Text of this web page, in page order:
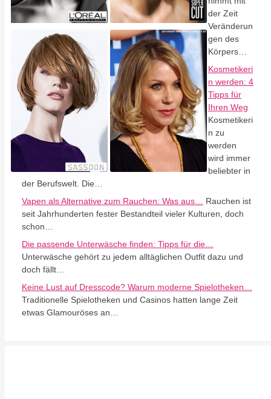
der Zeit
Veränderun
gen des
Körpers…
Kosmetikeri
n werden: 4
Tipps für
Ihren Weg
Kosmetikeri
n zu
werden
wird immer
beliebter in
der Berufswelt. Die…
Vapen als Alternative zum Rauchen: Was aus…
Rauchen ist
seit Jahrhunderten fester Bestandteil vieler Kulturen, doch
schon…
Die passende Unterwäsche finden: Tipps für die…
Unterwäsche gehört zu jedem alltäglichen Outfit dazu und
doch fällt…
Keine Lust auf Dresscode? Warum moderne Spielotheken…
Traditionelle Spielotheken und Casinos hatten lange Zeit
etwas Glamouröses an…